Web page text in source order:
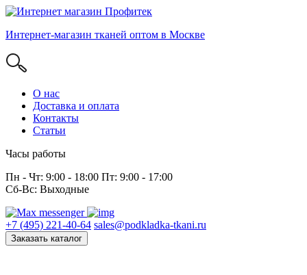
Интернет-магазин тканей оптом в Москве
О нас
Доставка и оплата
Контакты
Статьи
Часы работы
Пн - Чт: 9:00 - 18:00 Пт: 9:00 - 17:00
Сб-Вс: Выходные
+7 (495) 221-40-64 sales@podkladka-tkani.ru
Заказать каталог